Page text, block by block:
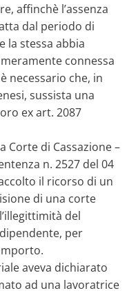
affinchè l’assenza
dal periodo di
la stessa abbia
connessa
necessario che, in
sussista una
ex art. 2087
Corte di Cassazione –
n. 2527 del 04
il ricorso di un
di una corte
del
per
aveva dichiarato
ad una lavoratrice